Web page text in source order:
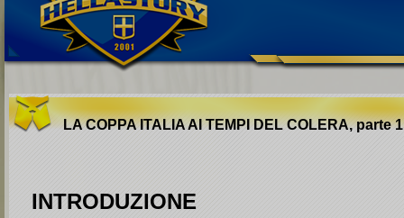
LA COPPA ITALIA AI TEMPI DEL COLERA, parte 1
INTRODUZIONE